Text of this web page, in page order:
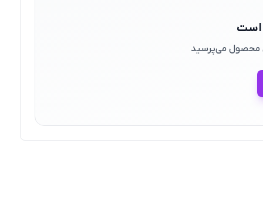
است
محصول می‌پرسید